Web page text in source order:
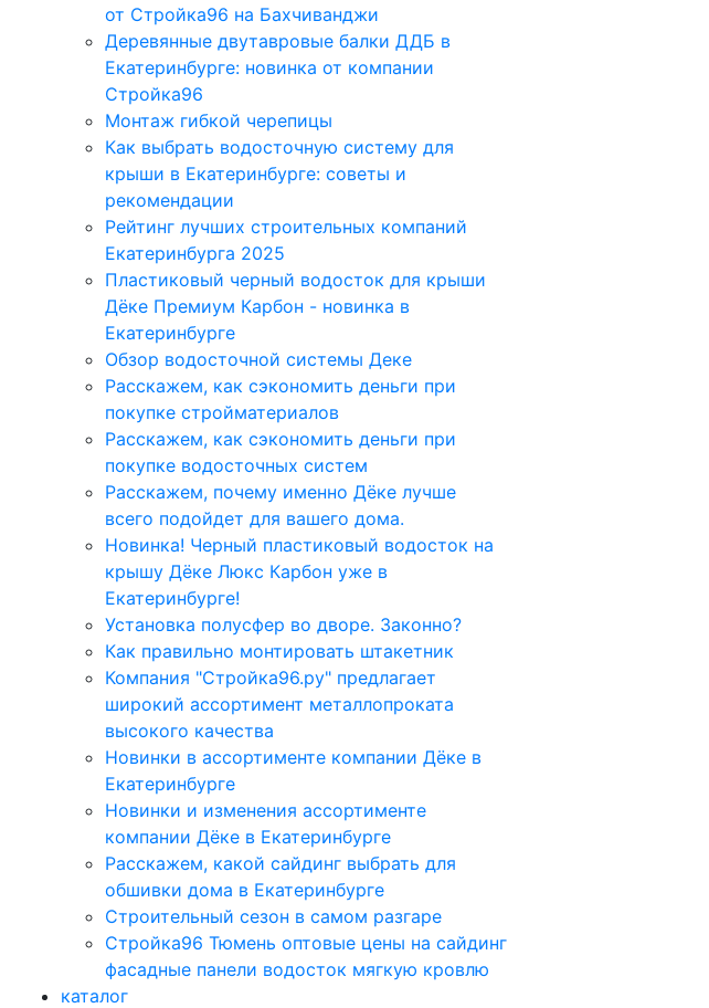
от Стройка96 на Бахчиванджи
Деревянные двутавровые балки ДДБ в
Екатеринбурге: новинка от компании
Стройка96
Монтаж гибкой черепицы
Как выбрать водосточную систему для
крыши в Екатеринбурге: советы и
рекомендации
Рейтинг лучших строительных компаний
Екатеринбурга 2025
Пластиковый черный водосток для крыши
Дёке Премиум Карбон - новинка в
Екатеринбурге
Обзор водосточной системы Деке
Расскажем, как сэкономить деньги при
покупке стройматериалов
Расскажем, как сэкономить деньги при
покупке водосточных систем
Расскажем, почему именно Дёке лучше
всего подойдет для вашего дома.
Новинка! Черный пластиковый водосток на
крышу Дёке Люкс Карбон уже в
Екатеринбурге!
Установка полусфер во дворе. Законно?
Как правильно монтировать штакетник
Компания "Стройка96.ру" предлагает
широкий ассортимент металлопроката
высокого качества
Новинки в ассортименте компании Дёке в
Екатеринбурге
Новинки и изменения ассортименте
компании Дёке в Екатеринбурге
Расскажем, какой сайдинг выбрать для
обшивки дома в Екатеринбурге
Строительный сезон в самом разгаре
Стройка96 Тюмень оптовые цены на сайдинг
фасадные панели водосток мягкую кровлю
каталог